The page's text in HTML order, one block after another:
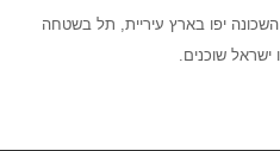
יפו בארץ עיריית, תל בשטחה
שוכנים.